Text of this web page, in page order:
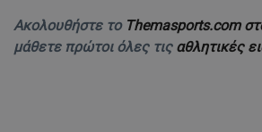
Ακολουθήστε το Themasports.com
μάθετε πρώτοι όλες τις αθλητικές